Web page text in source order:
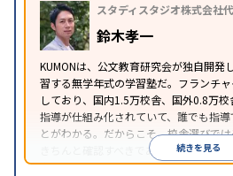
スタディスタジオ株式会社
鈴木孝一
KUMONは、公文教育研究会が独自開発
習する無学年式の学習塾だ。フランチ
しており、国内1.5万校舎、国外0.8万
指導が仕組み化されていて、誰でも指
とがわかる。だからこそ、校舎選びで
きちんと確認すべきである。近所に2校
方見学してみることをオススメする。
続きを見る